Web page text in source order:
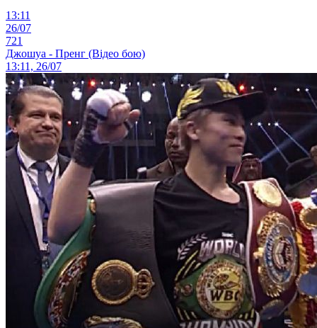
13:11
26/07
721
Джошуа - Пренг (Відео бою)
13:11, 26/07